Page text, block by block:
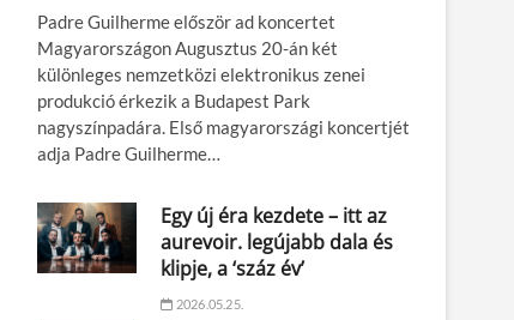
Padre Guilherme először ad koncertet
Magyarországon Augusztus 20-án két
különleges nemzetközi elektronikus zenei
produkció érkezik a Budapest Park
nagyszínpadára. Első magyarországi koncertjét
adja Padre Guilherme…
Egy új éra kezdete – itt az
aurevoir. legújabb dala és
klipje, a ‘száz év’
2026.05.25.